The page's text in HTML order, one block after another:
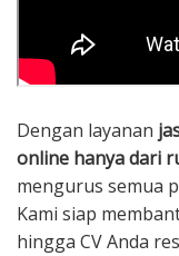
Dengan layanan
online hanya dari
mengurus semua
Kami siap
hingga CV Anda